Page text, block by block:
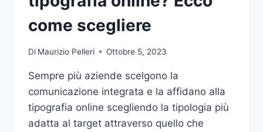
come scegliere
Di Maurizio Pelleri Ottobre 5, 2023
Sempre più aziende scelgono la
comunicazione integrata e la affidano alla
tipografia online scegliendo la tipologia più
adatta al target attraverso quello che